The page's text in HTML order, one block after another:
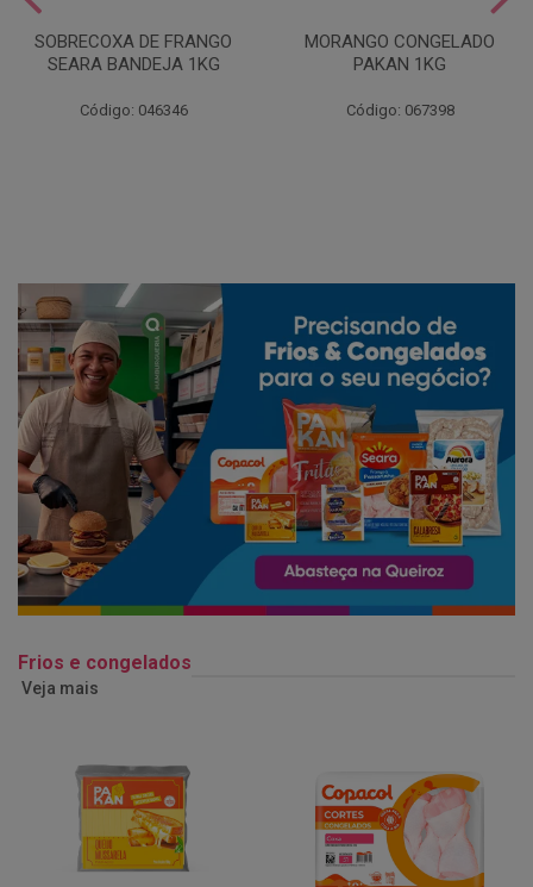
SOBRECOXA DE FRANGO
SEARA BANDEJA 1KG
Código: 046346
MORANGO CONGELADO
PAKAN 1KG
Código: 067398
Frios e congelados
Veja mais